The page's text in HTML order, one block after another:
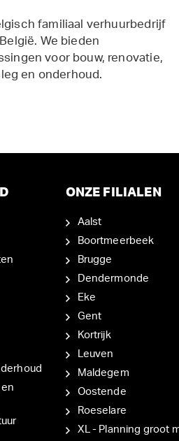
familiaal verhuurbedrijf
We bieden
voor bouw, renovatie,
en onderhoud.
ONZE FILIALEN
Aalst
Boortmeerbeek
Brugge
Dendermonde
Eke
Gent
Kortrijk
Leuven
Maldegem
Oostende
Roeselare
XL - Planning groot